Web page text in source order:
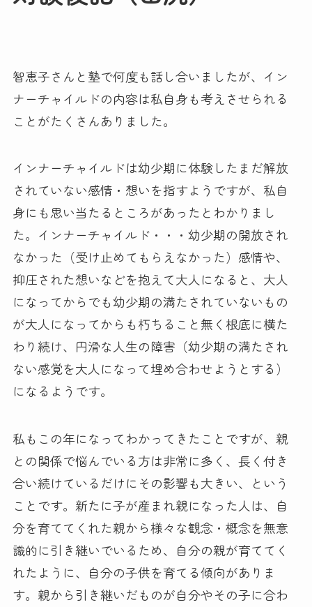
智恵子さんと塾で何度も話し合いましたが、イン
ナーチャイルドの内容は私自身も考えさせられる
ことがたくさんありました。
インナーチャイルドは幼少期に体験したまだ解放
されていない感情・想いを指すようですが、私自
身にも思い当たるところがあったとわかりまし
た。インナーチャイルド・・・幼少期の開放され
なかった（受け止めてもらえなかった）感情や、
抑圧された想いなどを抱えて大人になると、大人
になってからでも幼少期の満たされていないもの
が大人になってからも朽ちること無く根底に横た
わり続け、円滑な人生の障害（幼少期の満たされ
ない感覚を大人になって埋め合わせようとする）
になるようです。
私もこの年になってわかってきたことですが、親
との関係で悩んでいる方は非常に多く、長く付き
合い続けているだけにその影響も大きい、という
ことです。新たに子が産まれ親になった人は、自
分を育ててくれた親から様々な観念・概念を無意
識的に引き継いでいるため、自分の親が育ててく
れたように、自分の子供を育てる傾向がありま
す。親から引き継いだものが自分やその子に合わ